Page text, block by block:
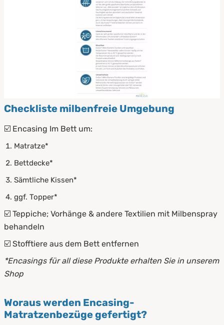
Checkliste milbenfreie Umgebung
☑️ Encasing Im Bett um:
Matratze*
Bettdecke*
Sämtliche Kissen*
ggf. Topper*
☑️ Teppiche; Vorhänge & andere Textilien mit Milbenspray
behandeln
☑️ Stofftiere aus dem Bett entfernen
*Encasings für all diese Produkte erhalten Sie in unserem
Shop
Woraus werden Encasing-
Matratzenbezüge gefertigt?